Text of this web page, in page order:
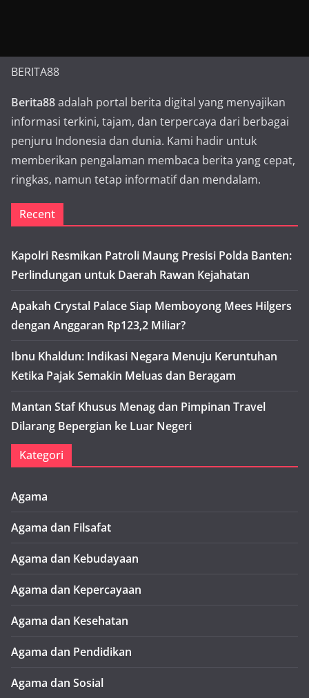
BERITA88
Berita88adalah portal berita digital yang menyajikan
informasi terkini, tajam, dan terpercaya dari berbagai
penjuru Indonesia dan dunia. Kami hadir untuk
memberikan pengalaman membaca berita yang cepat,
ringkas, namun tetap informatif dan mendalam.
Recent
Kapolri Resmikan Patroli Maung Presisi Polda Banten:
Perlindungan untuk Daerah Rawan Kejahatan
Apakah Crystal Palace Siap Memboyong Mees Hilgers
dengan Anggaran Rp123,2 Miliar?
Ibnu Khaldun: Indikasi Negara Menuju Keruntuhan
Ketika Pajak Semakin Meluas dan Beragam
Mantan Staf Khusus Menag dan Pimpinan Travel
Dilarang Bepergian ke Luar Negeri
Kategori
Agama
Agama dan Filsafat
Agama dan Kebudayaan
Agama dan Kepercayaan
Agama dan Kesehatan
Agama dan Pendidikan
Agama dan Sosial